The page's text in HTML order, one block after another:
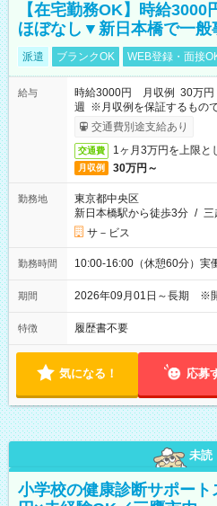
【在宅勤務OK】時給
ほぼなし▼新日本橋で一般
派遣 ブランクOK WEB登録・面接
給与
時給3000円 月収例 30万円
週 ※月収例を保証するもの
ービス利用可（利用条件有）
交通費別途支給あり
交通費 1ヶ月3万円を上限と
月収例 30万円～
勤務地
東京都中央区
新日本橋駅から徒歩3分 / 三
サ－ビス
勤務時間 10:00-16:00（休憩60分）実
期間 2026年09月01日～長期 ※
特徴 履歴書不要
気になる！ 応募
未読
小学校の健康診断サポー